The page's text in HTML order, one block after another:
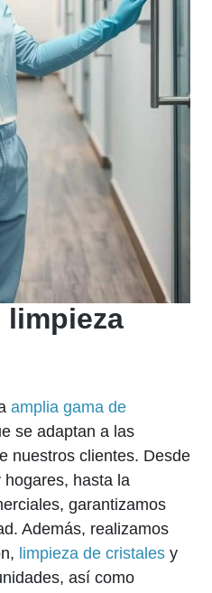
limpieza
amplia gama de
se adaptan a las
nuestros clientes. Desde
hogares, hasta la
garantizamos
Además, realizamos
limpieza de cristales y
así como